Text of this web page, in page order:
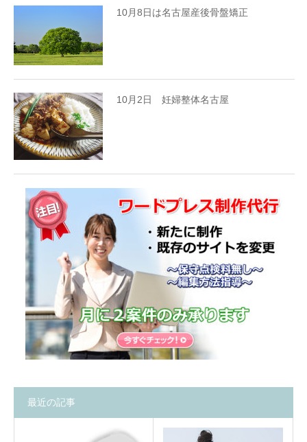
10月8日は名古屋産後骨盤矯正
10月2日 妊婦整体名古屋
最近の記事